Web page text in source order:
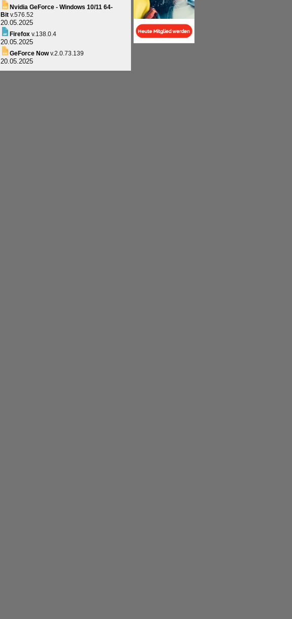
Nvidia GeForce - Windows 10/11 64-
Bit v.576.52
20.05.2025
Firefox v.138.0.4
20.05.2025
GeForce Nowv.2.0.73.139
20.05.2025